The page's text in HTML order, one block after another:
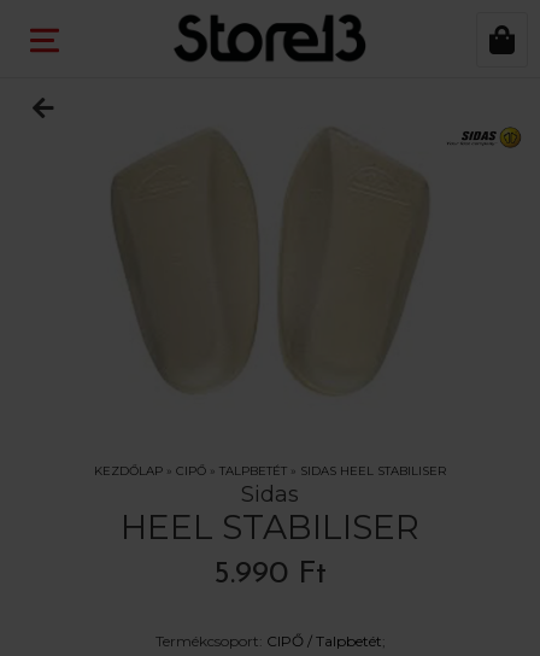
KEZDŐLAP » CIPŐ » TALPBETÉT » SIDAS HEEL STABILISER
Sidas
HEEL STABILISER
5.990 Ft
Termékcsoport: CIPŐ / Talpbetét;